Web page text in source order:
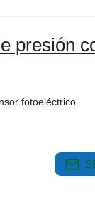
presión
fotoeléctrico